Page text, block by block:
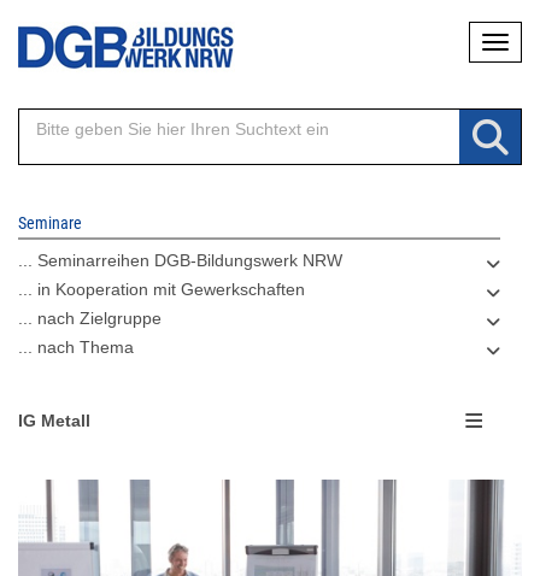
Direkt
Inhalt
Seminare
... Seminarreihen DGB-Bildungswerk NRW
... in Kooperation mit Gewerkschaften
... nach Zielgruppe
... nach Thema
IG Metall